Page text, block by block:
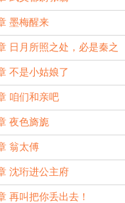
墨梅醒来
日月所照之处，必是秦之
不是小姑娘了
咱们和亲吧
夜色旖旎
翁太傅
沈珩进公主府
再叫把你丢出去！